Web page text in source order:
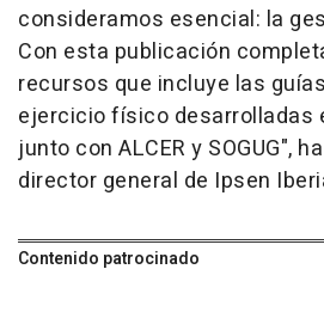
consideramos esencial: la
Con esta publicación
recursos que incluye las
ejercicio físico desarrolladas
junto con ALCER y SOGUG",
director general de Ipsen
Contenido patrocinado